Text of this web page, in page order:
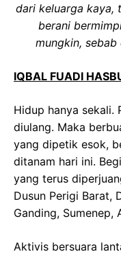
dari keluarga kaya,
berani
mungkin, sebab
IQBAL FUADI
Hidup hanya sekali.
diulang. Maka
yang dipetik esok,
ditanam hari ini.
yang terus
Dusun Perigi Barat,
Ganding, Sumenep,
Aktivis bersuara